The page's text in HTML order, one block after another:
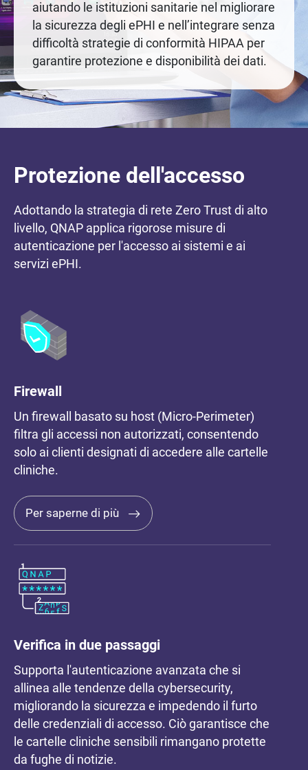
aiutando le istituzioni sanitarie nel migliorare
la sicurezza degli ePHI e nell’integrare senza
difficoltà strategie di conformità HIPAA per
garantire protezione e disponibilità dei dati.
Protezione dell'accesso
Adottando la strategia di rete Zero Trust di alto
livello, QNAP applica rigorose misure di
autenticazione per l'accesso ai sistemi e ai
servizi ePHI.
Firewall
Un firewall basato su host (Micro-Perimeter)
filtra gli accessi non autorizzati, consentendo
solo ai clienti designati di accedere alle cartelle
cliniche.
Per saperne di più
Verifica in due passaggi
Supporta l'autenticazione avanzata che si
allinea alle tendenze della cybersecurity,
migliorando la sicurezza e impedendo il furto
delle credenziali di accesso. Ciò garantisce che
le cartelle cliniche sensibili rimangano protette
da fughe di notizie.